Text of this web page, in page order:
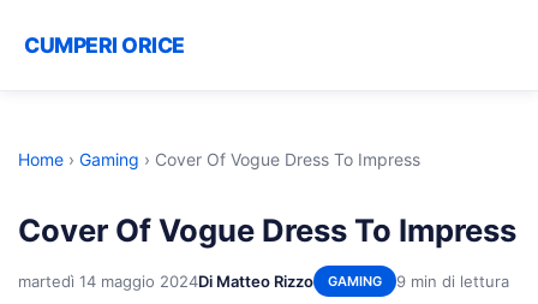
CUMPERI ORICE
Home › Gaming › Cover Of Vogue Dress To Impress
Cover Of Vogue Dress To Impress
martedì 14 maggio 2024Di Matteo Rizzo GAMING 9 min di lettura